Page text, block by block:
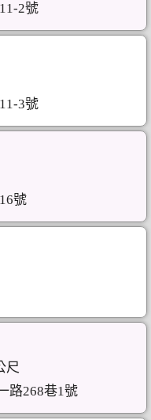
2號
3號
號
尺
路268巷1號